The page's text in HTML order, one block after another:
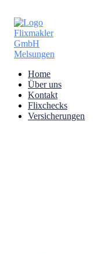
Home
Über uns
Kontakt
Flixchecks
Versicherungen